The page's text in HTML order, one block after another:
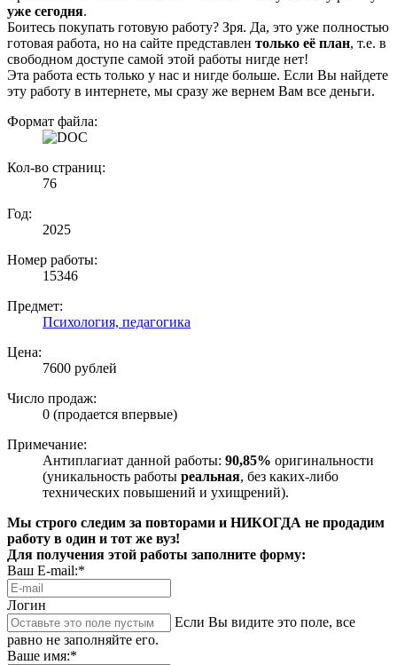
уже сегодня.
Боитесь покупать готовую работу? Зря. Да, это уже полностью
готовая работа, но на сайте представлен только её план, т.е. в
свободном доступе самой этой работы нигде нет!
Эта работа есть только у нас и нигде больше. Если Вы найдете
эту работу в интернете, мы сразу же вернем Вам все деньги.
Формат файла:
Кол-во страниц:
76
Год:
2025
Номер работы:
15346
Предмет:
Психология, педагогика
Цена:
7600 рублей
Число продаж:
0 (продается впервые)
Примечание:
Антиплагиат данной работы: 90,85% оригинальности
(уникальность работы реальная, без каких-либо
технических повышений и ухищрений).
Мы строго следим за повторами и НИКОГДА не продадим
работу в один и тот же вуз!
Для получения этой работы заполните форму:
Ваш E-mail:*
Логин
Если Вы видите это поле, все
равно не заполняйте его.
Ваше имя:*